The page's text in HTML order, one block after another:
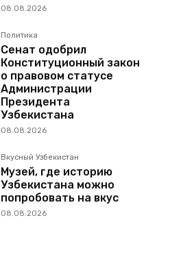
08.08.2026
Политика
Сенат одобрил
Конституционный закон
о правовом статусе
Администрации
Президента
Узбекистана
08.08.2026
Вкусный Узбекистан
Музей, где историю
Узбекистана можно
попробовать на вкус
08.08.2026